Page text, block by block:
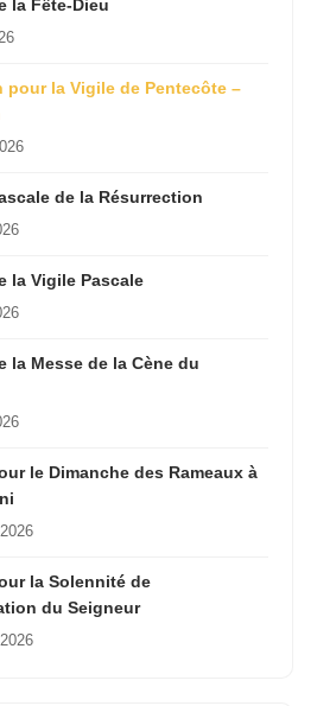
la Vigile de Pentecôte –
de la Résurrection
la Vigile Pascale
la Messe de la Cène du
le Dimanche des Rameaux à
la Solennité de
du Seigneur